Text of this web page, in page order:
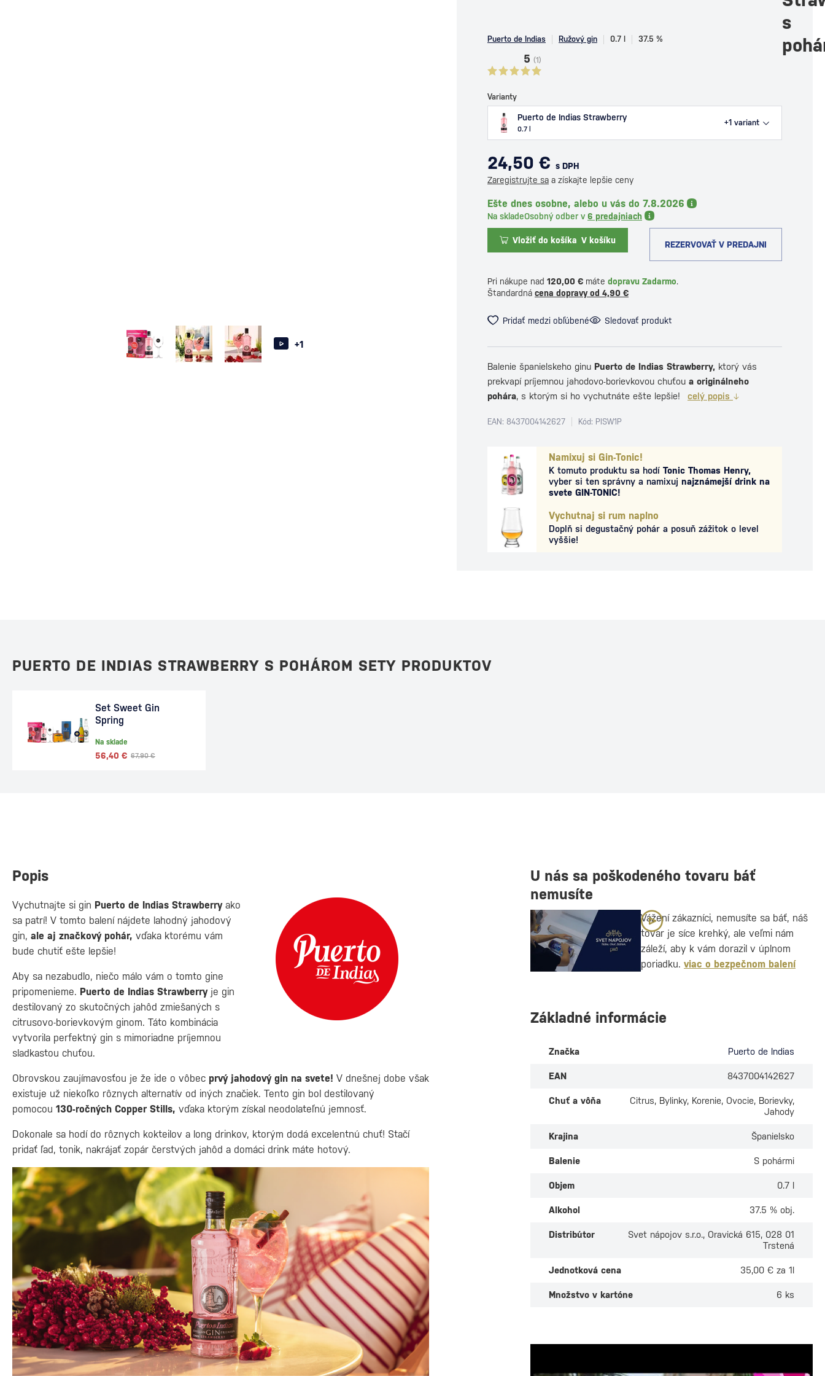
+1
Puerto de Indias Ružový gin 0.7 l 37.5 %
s
5 (1)
Varianty
Puerto de Indias Strawberry
0.7 l
+1 variant
24,50 € s DPH
Zaregistrujte sa a získajte lepšie ceny
Ešte dnes osobne, alebo u vás do 7.8.2026
Na skladeOsobný odber v 6 predajniach
Vložiť do košíka V košíku REZERVOVAŤ V PREDAJNI
Pri nákupe nad 120,00 € máte dopravu Zadarmo.
Štandardná cena dopravy od 4,90 €
Pridať medzi obľúbené Sledovať produkt
Namixuj si Gin-Tonic!
K tomuto produktu sa hodí Tonic Thomas Henry,
vyber si ten správny a namixuj najznámejší drink na
svete GIN-TONIC!
Vychutnaj si rum naplno
Doplň si degustačný pohár a posuň zážitok o level
vyššie!
Balenie španielskeho ginu Puerto de Indias Strawberry, ktorý vás
prekvapí príjemnou jahodovo-borievkovou chuťou a originálneho
pohára, s ktorým si ho vychutnáte ešte lepšie! celý popis
EAN: 8437004142627 Kód: PISW1P
PUERTO DE INDIAS STRAWBERRY S POHÁROM SETY PRODUKTOV
Set Sweet Gin
Spring
Na sklade
67,90 €
56,40 €
Popis
Vychutnajte si gin Puerto de Indias Strawberry ako
sa patrí! V tomto balení nájdete lahodný jahodový
gin, ale aj značkový pohár, vďaka ktorému vám
bude chutiť ešte lepšie!
Aby sa nezabudlo, niečo málo vám o tomto gine
pripomenieme. Puerto de Indias Strawberryje gin
destilovaný zo skutočných jahôd zmiešaných s
citrusovo-borievkovým ginom. Táto kombinácia
vytvorila perfektný gin s mimoriadne príjemnou
sladkastou chuťou.
Obrovskou zaujímavosťou je že ide o vôbec prvý jahodový gin na svete! V dnešnej dobe však
existuje už niekoľko rôznych alternatív od iných značiek. Tento gin bol destilovaný
pomocou 130-ročných Copper Stills, vďaka ktorým získal neodolateľnú jemnosť.
Dokonale sa hodí do rôznych kokteilov a long drinkov, ktorým dodá excelentnú chuť! Stačí
pridať ľad, tonik, nakrájať zopár čerstvých jahôd a domáci drink máte hotový.
U nás sa poškodeného tovaru báť
nemusíte
Vážení zákazníci, nemusíte sa báť, náš
tovar je síce krehký, ale veľmi nám
záleží, aby k vám dorazil v úplnom
poriadku. viac o bezpečnom balení
Základné informácie
Značka Puerto de Indias
EAN 8437004142627
Chuť a vôňa
Citrus, Bylinky, Korenie, Ovocie, Borievky,
Jahody
Krajina Španielsko
Balenie S pohármi
Objem 0.7 l
Alkohol 37.5 % obj.
Distribútor
Svet nápojov s.r.o., Oravická 615, 028 01
Trstená
Jednotková cena 35,00 € za 1l
Množstvo v kartóne 6 ks